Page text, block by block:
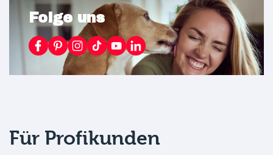
Folge uns
Für Profikunden